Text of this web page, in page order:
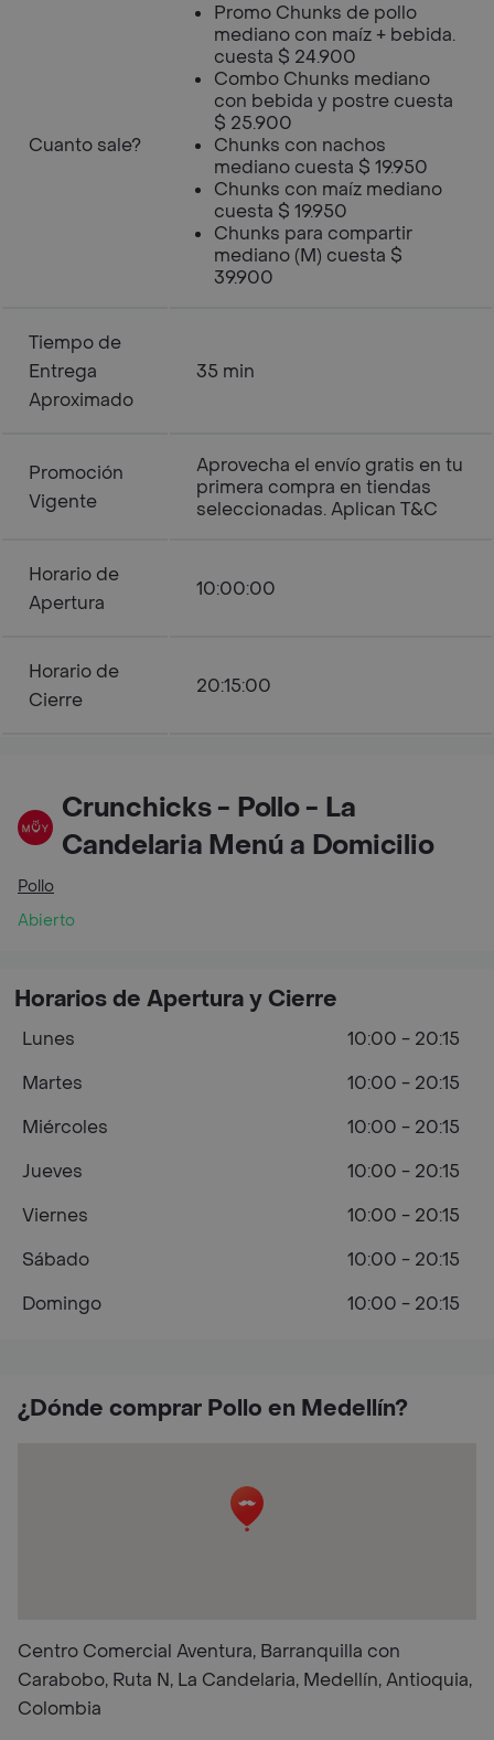
Cuanto sale?
Promo Chunks de pollo
mediano con maíz + bebida.
cuesta $ 24.900
Combo Chunks mediano
con bebida y postre cuesta
$ 25.900
Chunks con nachos
mediano cuesta $ 19.950
Chunks con maíz mediano
cuesta $ 19.950
Chunks para compartir
mediano (M) cuesta $
39.900
Tiempo de
Entrega
Aproximado
35 min
Promoción
Vigente
Aprovecha el envío gratis en tu
primera compra en tiendas
seleccionadas. Aplican T&C
Horario de
Apertura
10:00:00
Horario de
Cierre
20:15:00
Crunchicks - Pollo - La
Candelaria Menú a Domicilio
Pollo
Abierto
¿Dónde comprar Pollo en Medellín?
Centro Comercial Aventura, Barranquilla con
Carabobo, Ruta N, La Candelaria, Medellín, Antioquia,
Colombia
Horarios de Apertura y Cierre
Lunes
10:00 - 20:15
Martes
10:00 - 20:15
Miércoles
10:00 - 20:15
Jueves
10:00 - 20:15
Viernes
10:00 - 20:15
Sábado
10:00 - 20:15
Domingo
10:00 - 20:15